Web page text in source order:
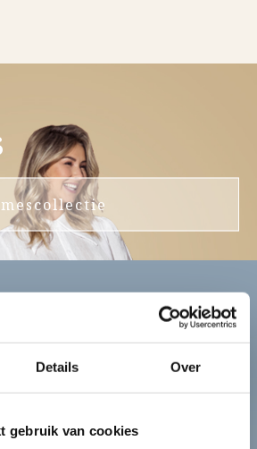
Details Over
gebruik van cookies